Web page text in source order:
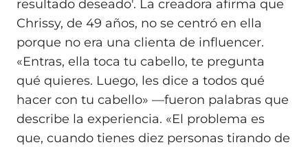
resultado deseado'. La creadora afirma que
Chrissy, de 49 años, no se centró en ella
porque no era una clienta de influencer.
«Entras, ella toca tu cabello, te pregunta
qué quieres. Luego, les dice a todos qué
hacer con tu cabello» —fueron palabras que
describe la experiencia. «El problema es
que, cuando tienes diez personas tirando de